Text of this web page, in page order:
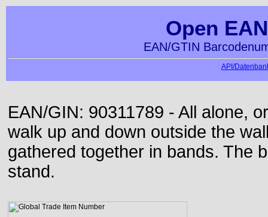
Open
EAN/GTIN
API/
EAN/GIN: 90311789 - All alone,
walk up and down outside the
gathered together in bands. The
stand.